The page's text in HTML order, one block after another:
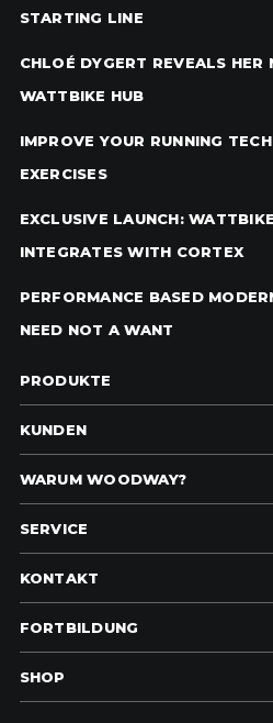
STARTING LINE
CHLOÉ DYGERT REVEALS
WATTBIKE HUB
IMPROVE YOUR RUNNING
EXERCISES
EXCLUSIVE LAUNCH:
INTEGRATES WITH CORTEX
PERFORMANCE BASED
NEED NOT A WANT
PRODUKTE
KUNDEN
WARUM WOODWAY?
SERVICE
KONTAKT
FORTBILDUNG
SHOP